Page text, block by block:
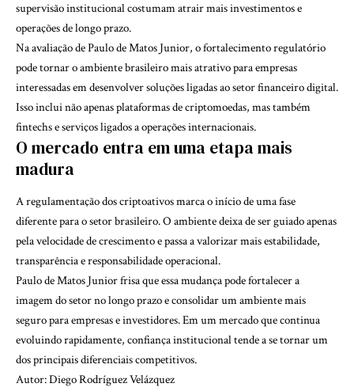
supervisão institucional costumam atrair mais investimentos e
operações de longo prazo.
Na avaliação de Paulo de Matos Junior, o fortalecimento regulatório
pode tornar o ambiente brasileiro mais atrativo para empresas
interessadas em desenvolver soluções ligadas ao setor financeiro digital.
Isso inclui não apenas plataformas de criptomoedas, mas também
fintechs e serviços ligados a operações internacionais.
O mercado entra em uma etapa mais
madura
A regulamentação dos criptoativos marca o início de uma fase
diferente para o setor brasileiro. O ambiente deixa de ser guiado apenas
pela velocidade de crescimento e passa a valorizar mais estabilidade,
transparência e responsabilidade operacional.
Paulo de Matos Junior frisa que essa mudança pode fortalecer a
imagem do setor no longo prazo e consolidar um ambiente mais
seguro para empresas e investidores. Em um mercado que continua
evoluindo rapidamente, confiança institucional tende a se tornar um
dos principais diferenciais competitivos.
Autor: Diego Rodríguez Velázquez